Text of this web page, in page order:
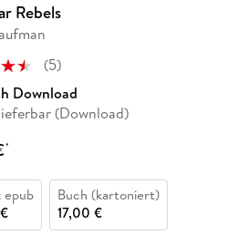
Rebels
(5)
Download
(Download)
*
epub
Buch (kartoniert)
17,00 €